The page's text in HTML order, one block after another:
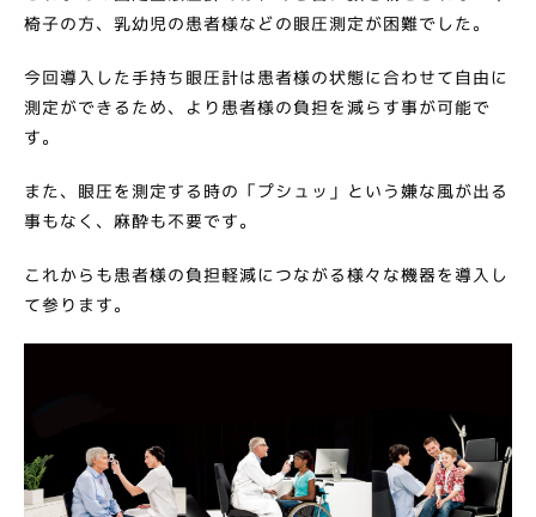
椅子の方、乳幼児の患者様などの眼圧測定が困難でした。
今回導入した手持ち眼圧計は患者様の状態に合わせて自由に
測定ができるため、より患者様の負担を減らす事が可能で
す。
また、眼圧を測定する時の「プシュッ」という嫌な風が出る
事もなく、麻酔も不要です。
これからも患者様の負担軽減につながる様々な機器を導入し
て参ります。